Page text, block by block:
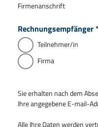
Firmenanschrift
Rechnungsempfänger
Teilnehmer/in
Firma
Sie erhalten nach dem
Ihre angegebene E-mail-
Alle Ihre Daten werden